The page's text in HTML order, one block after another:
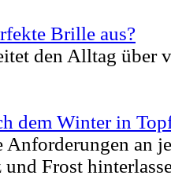
Brille aus?
den Alltag über
dem Winter in
an
und Frost